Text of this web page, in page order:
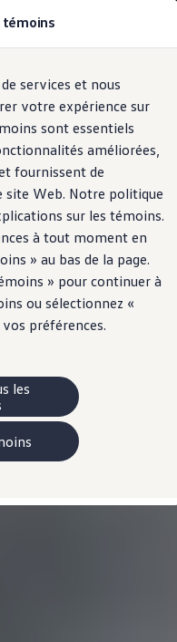
témoins
services et nous
votre expérience sur
sont essentiels
améliorées,
fournissent de
site Web. Notre politique
sur les témoins.
à tout moment en
» au bas de la page.
» pour continuer à
ou sélectionnez «
préférences.
les
certifié
d’une VW
du propriétaire
du véhicule